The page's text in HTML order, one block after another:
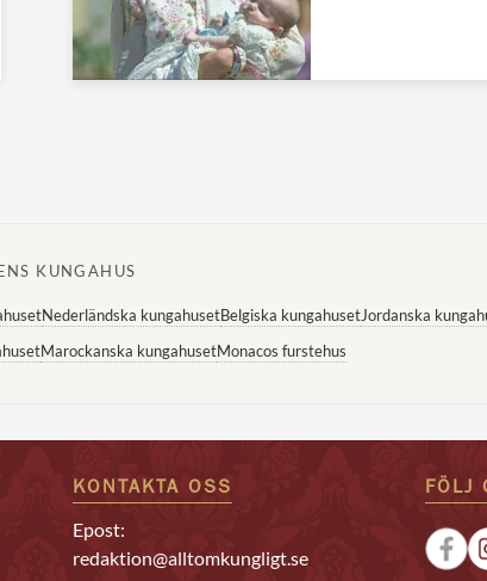
KUNGAHUS
Nederländska kungahusetBelgiska kungahusetJordanska
Marockanska kungahusetMonacos furstehus
KONTAKTA OSS
Epost:
redaktion@alltomkungligt.se
FÖLJ